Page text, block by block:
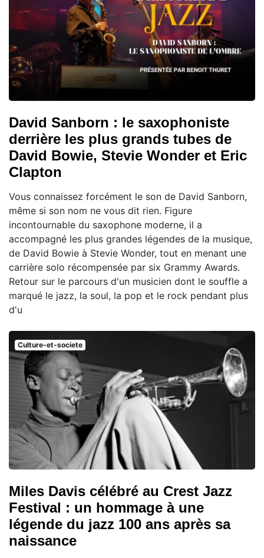
David Sanborn : le saxophoniste
derrière les plus grands tubes de
David Bowie, Stevie Wonder et Eric
Clapton
Vous connaissez forcément le son de David Sanborn,
même si son nom ne vous dit rien. Figure
incontournable du saxophone moderne, il a
accompagné les plus grandes légendes de la musique,
de David Bowie à Stevie Wonder, tout en menant une
carrière solo récompensée par six Grammy Awards.
Retour sur le parcours d'un musicien dont le souffle a
marqué le jazz, la soul, la pop et le rock pendant plus
d'u
Culture-et-societe
Miles Davis célébré au Crest Jazz
Festival : un hommage à une
légende du jazz 100 ans après sa
naissance